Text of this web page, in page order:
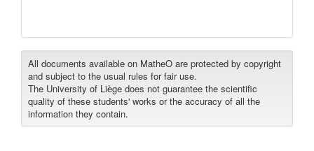
All documents available on MatheO are protected by copyright
and subject to the usual rules for fair use.
The University of Liège does not guarantee the scientific
quality of these students' works or the accuracy of all the
information they contain.